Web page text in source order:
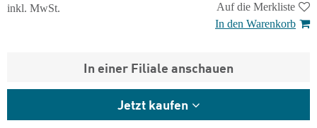
inkl. MwSt.
Auf die Merkliste
In den Warenkorb
In einer Filiale anschauen
Jetzt kaufen